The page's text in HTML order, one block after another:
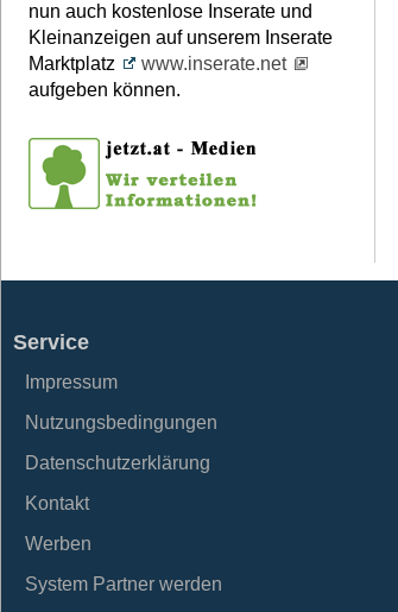
nun auch kostenlose Inserate und
Kleinanzeigen auf unserem Inserate
Marktplatz
www.inserate.net
aufgeben können.
Service
Impressum
Nutzungsbedingungen
Datenschutzerklärung
Kontakt
Werben
System Partner werden